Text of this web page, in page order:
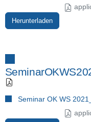
Herunterladen
Seminar OK WS